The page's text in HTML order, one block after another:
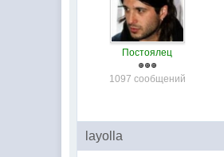
Постоялец
1097 сообщений
layolla